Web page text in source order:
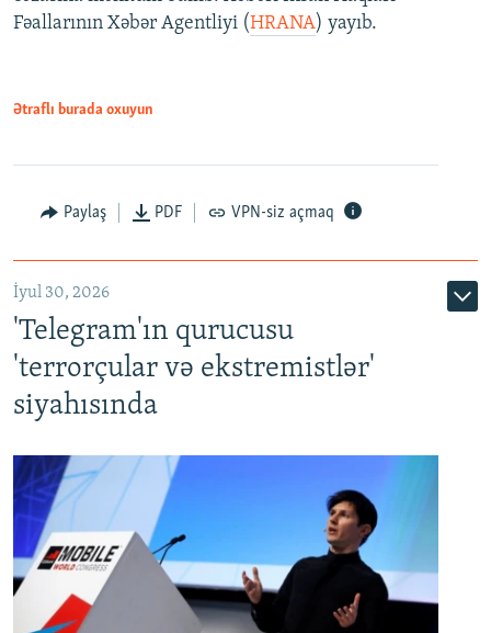
Fəallarının Xəbər Agentliyi (HRANA) yayıb.
Ətraflı burada oxuyun
Paylaş PDF VPN-siz açmaq
İyul 30, 2026
'Telegram'ın qurucusu
'terrorçular və ekstremistlər'
siyahısında